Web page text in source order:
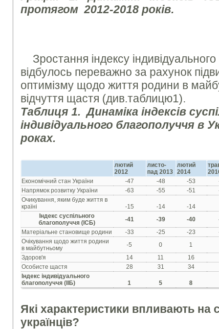
протягом 2012-2018 років.
Зростання індексу
відбулось переважно за рахунок
оптимізму щодо життя родини в
відчуття щастя (див.таблицю1).
Таблиця 1. Динаміка індексів
індивідуального благополуччя в
роках.
лютий
2012
листо-
пад 2013
лютий
2014
Економічний стан України
-47 -48 -53
Напрямок розвитку України
-63 -55 -51
Очикування, яким буде життя в
країні
-15 -14 -14
Індекс суспільного
благополуччя (ІСБ)
-41 -39 -40
Матеріальне становище родини
-33 -25 -23
Очікування щодо життя родини
в майбутньому
-5 0 1
Здоров'я
14 11
16
Особисте щастя
28 31
34
Індекс індивідуального
благополуччя (ІІБ)
1 5 8
Які характеристики впливають на
українців?